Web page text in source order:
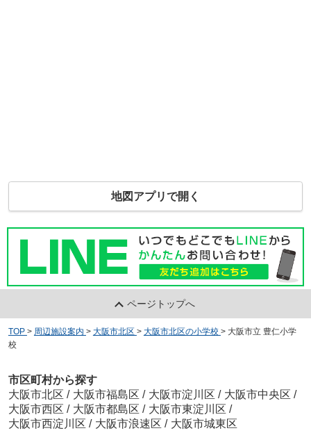
地図アプリで開く
ページトップへ
TOP > 周辺施設案内 > 大阪市北区 > 大阪市北区の小学校 > 大阪市立 豊仁小学
校
市区町村から探す
大阪市北区 / 大阪市福島区 / 大阪市淀川区 / 大阪市中央区 /
大阪市西区 / 大阪市都島区 / 大阪市東淀川区 /
大阪市西淀川区 / 大阪市浪速区 / 大阪市城東区